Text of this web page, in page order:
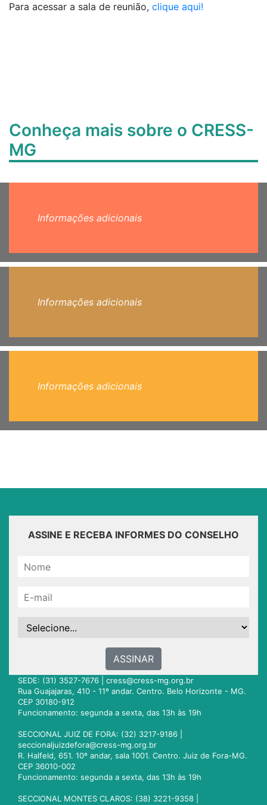
Para acessar a sala de reunião, clique aqui!
Conheça mais sobre o CRESS-
MG
Informações adicionais
Informações adicionais
Informações adicionais
ASSINE E RECEBA INFORMES DO CONSELHO
ASSINAR
SEDE: (31) 3527-7676 | cress@cress-mg.org.br
Rua Guajajaras, 410 - 11º andar. Centro. Belo Horizonte - MG.
CEP 30180-912
Funcionamento: segunda a sexta, das 13h às 19h
SECCIONAL JUIZ DE FORA: (32) 3217-9186 |
seccionaljuizdefora@cress-mg.org.br
R. Halfeld, 651. 10º andar, sala 1001. Centro. Juiz de Fora-MG.
CEP 36010-002
Funcionamento: segunda a sexta, das 13h às 19h
SECCIONAL MONTES CLAROS: (38) 3221-9358 |